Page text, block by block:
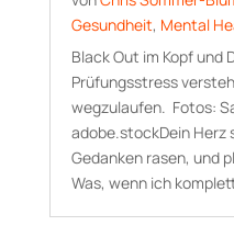
Gesundheit, Mental
Black Out im Kopf und
Prüfungsstress
wegzulaufen. Fotos:
adobe.stockDein Herz
Gedanken rasen, und
Was, wenn ich